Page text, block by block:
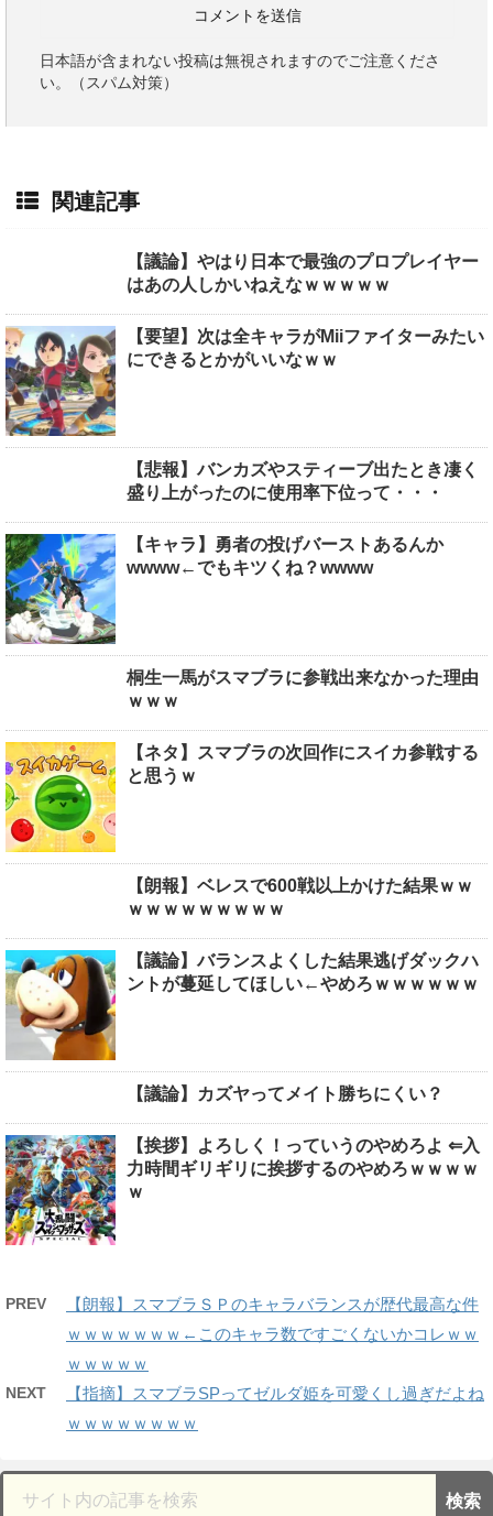
日本語が含まれない投稿は無視されますのでご注意くださ
い。（スパム対策）
関連記事
【議論】やはり日本で最強のプロプレイヤー
はあの人しかいねえなｗｗｗｗｗ
【要望】次は全キャラがMiiファイターみたい
にできるとかがいいなｗｗ
【悲報】バンカズやスティーブ出たとき凄く
盛り上がったのに使用率下位って・・・
【キャラ】勇者の投げバーストあるんか
wwww←でもキツくね？wwww
桐生一馬がスマブラに参戦出来なかった理由
ｗｗｗ
【ネタ】スマブラの次回作にスイカ参戦する
と思うｗ
【朗報】ベレスで600戦以上かけた結果ｗｗ
ｗｗｗｗｗｗｗｗｗ
【議論】バランスよくした結果逃げダックハ
ントが蔓延してほしい←やめろｗｗｗｗｗｗ
【議論】カズヤってメイト勝ちにくい？
【挨拶】よろしく！っていうのやめろよ ⇐入
力時間ギリギリに挨拶するのやめろｗｗｗｗ
ｗ
PREV
【朗報】スマブラＳＰのキャラバランスが歴代最高な件
ｗｗｗｗｗｗｗ←このキャラ数ですごくないかコレｗｗ
ｗｗｗｗｗ
NEXT
【指摘】スマブラSPってゼルダ姫を可愛くし過ぎだよね
ｗｗｗｗｗｗｗｗ